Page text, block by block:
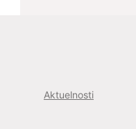
Aktuelnosti